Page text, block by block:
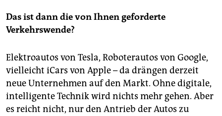
Das ist dann die von Ihnen geforderte
Verkehrswende?
Elektroautos von Tesla, Roboterautos von Google,
vielleicht iCars von Apple – da drängen derzeit
neue Unternehmen auf den Markt. Ohne digitale,
intelligente Technik wird nichts mehr gehen. Aber
es reicht nicht, nur den Antrieb der Autos zu